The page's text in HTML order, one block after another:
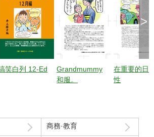
笑白列 12-Ed
Grandmummy
和服。
在重要的日
性
>
商務·教育